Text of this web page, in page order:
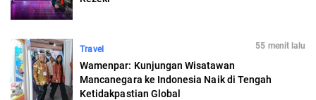
Travel 55 menit lalu
Wamenpar: Kunjungan Wisatawan
Mancanegara ke Indonesia Naik di Tengah
Ketidakpastian Global